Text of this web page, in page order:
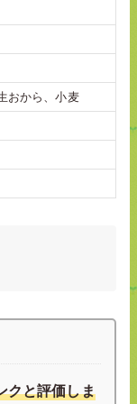
おから、小麦
クと評価しま